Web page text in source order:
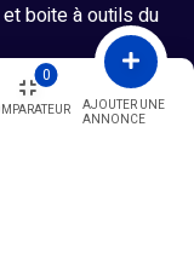
0
AJOUTER UNE
ANNONCE
boite à outils du
par GG Team